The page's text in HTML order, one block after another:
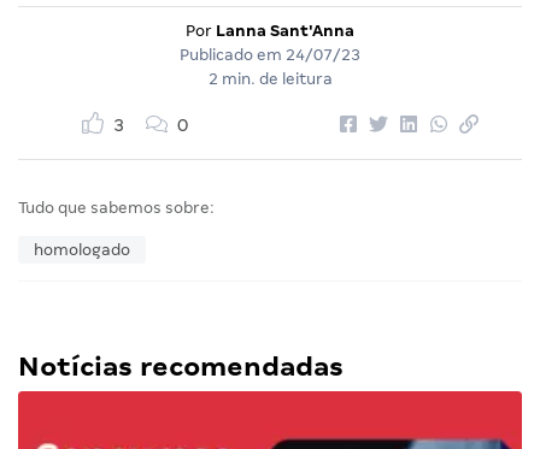
Por Lanna Sant'Anna
Publicado em 24/07/23
2 min. de leitura
3 0
Tudo que sabemos sobre:
homologado
Notícias recomendadas